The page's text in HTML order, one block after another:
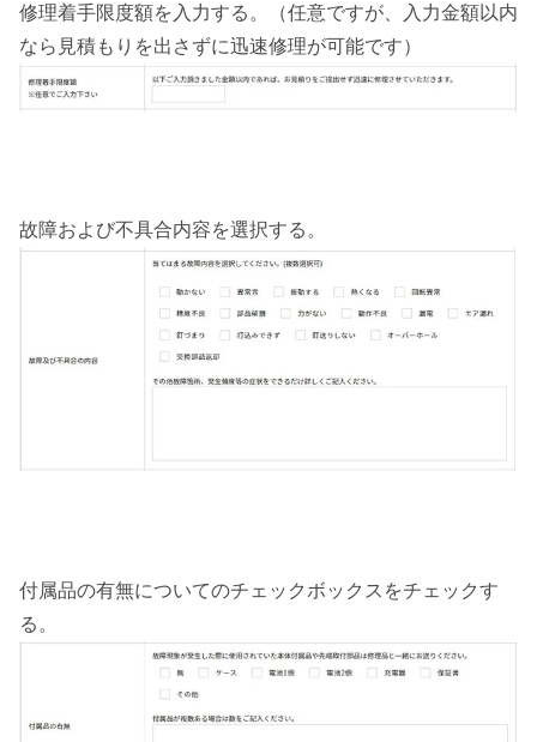
修理着手限度額を入力する。（任意ですが、入力金額以内
なら見積もりを出さずに迅速修理が可能です）
故障および不具合内容を選択する。
付属品の有無についてのチェックボックスをチェックす
る。